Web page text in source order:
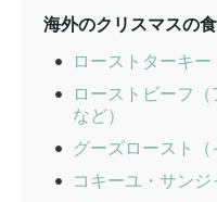
海外のクリスマスの
ローストターキー
ローストビーフ
など）
グーズロースト（
コキーユ・サンジ